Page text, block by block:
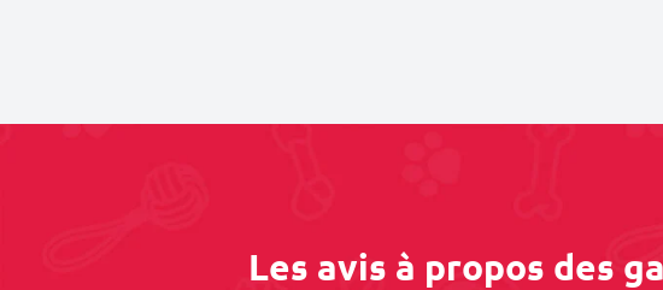
Les avis à propos des